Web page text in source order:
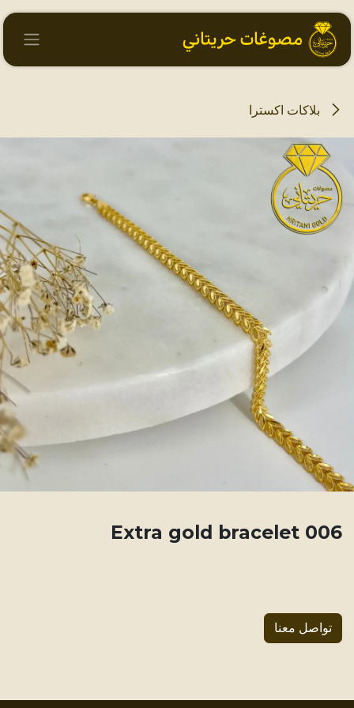
تخطي للذهاب إلى المحتوى
بلاكات اكسترا
006 Extra gold bracelet
تواصل معنا